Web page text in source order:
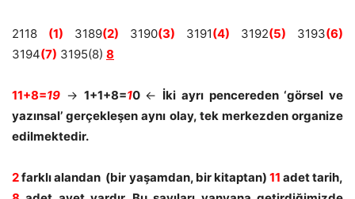
2118 (1) 3189(2) 3190(3) 3191(4) 3192(5) 3193(6)
3194(7) 3195(8) 8
11+8=19 -> 1+1+8=10 <- İki ayrı pencereden ‘görsel ve
yazınsal’ gerçekleşen aynı olay, tek merkezden organize
edilmektedir.
2farklı alandan (bir yaşamdan, bir kitaptan) 11 adet tarih,